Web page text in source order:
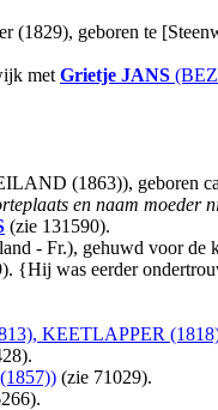
(1829), geboren te
met Grietje JANS
(1863)), geboren ca
en naam moeder
(zie 131590).
- Fr.), gehuwd voor
{Hij was eerder
KEETLAPPER
(zie 71029).